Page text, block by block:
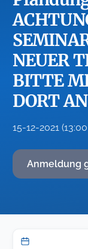
NEUER
BITTE
DORT
15-12-2021
Anmeldung